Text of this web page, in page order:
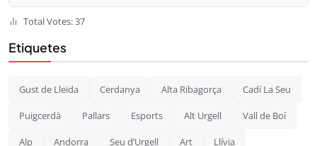
Total Votes: 37
Etiquetes
Gust de Lleida Cerdanya Alta Ribagorça Cadí La Seu
Puigcerdà Pallars Esports Alt Urgell Vall de Boí
Alp Andorra Seu d’Urgell Art Llívia